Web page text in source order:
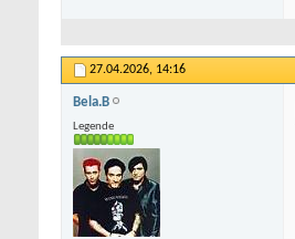
27.04.2026, 14:16
Bela.B
Legende